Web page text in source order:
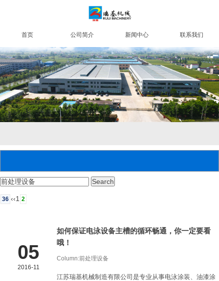
首页 公司简介 新闻中心 联系我们
36 ‹‹1 2
05
2016-11
如何保证电泳设备主槽的循环畅通，你一定要看
哦！
Column:前处理设备
江苏瑞基机械制造有限公司是专业从事电泳涂装、油漆涂